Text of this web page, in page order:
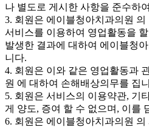
나 별도로 게시한 사항을 준수하
3. 회원은 에이블청아치과의원 의
서비스를 이용하여 영업활동을
발생한 결과에 대하여 에이블청
니다.
4. 회원은 이와 같은 영업활동과
원 에 대하여 손해배상의무를 집
5. 회원은 서비스의 이용약관, 기
게 양도, 증여 할 수 없으며, 이를
6. 회원은 에이블청아치과의원